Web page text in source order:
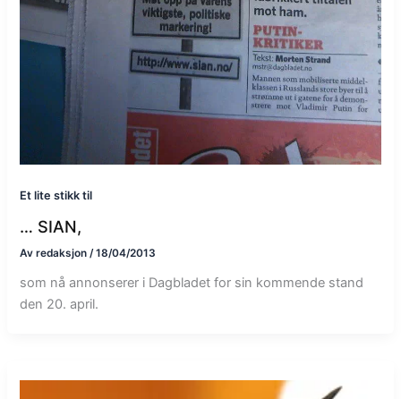
Et lite stikk til
… SIAN,
Av redaksjon /18/04/2013
som nå annonserer i Dagbladet for sin kommende stand
den 20. april.